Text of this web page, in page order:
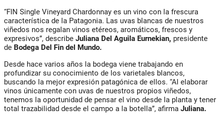
“FIN Single Vineyard Chardonnay es un vino con la frescura
característica de la Patagonia. Las uvas blancas de nuestros
viñedos nos regalan vinos etéreos, aromáticos, frescos y
expresivos”, describe Juliana Del Aguila Eurnekian, presidente
de Bodega Del Fin del Mundo.
Desde hace varios años la bodega viene trabajando en
profundizar su conocimiento de los varietales blancos,
buscando la mejor expresión patagónica de ellos. “Al elaborar
vinos únicamente con uvas de nuestros propios viñedos,
tenemos la oportunidad de pensar el vino desde la planta y tener
total trazabilidad desde el campo a la botella”, afirma Juliana.